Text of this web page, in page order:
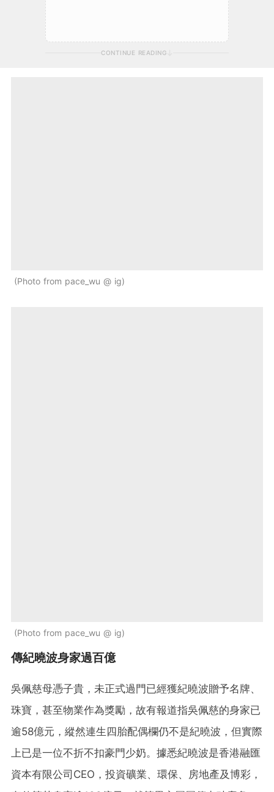
CONTINUE READING
Photo from pace_wu @ ig
Photo from pace_wu @ ig
傳紀曉波身家過百億
吳佩慈母憑子貴，未正式過門已經獲紀曉波贈予名牌、
珠寶，甚至物業作為獎勵，故有報道指吳佩慈的身家已
逾58億元，縱然連生四胎配偶欄仍不是紀曉波，但實際
上已是一位不折不扣豪門少奶。據悉紀曉波是香港融匯
資本有限公司CEO，投資礦業、環保、房地產及博彩，